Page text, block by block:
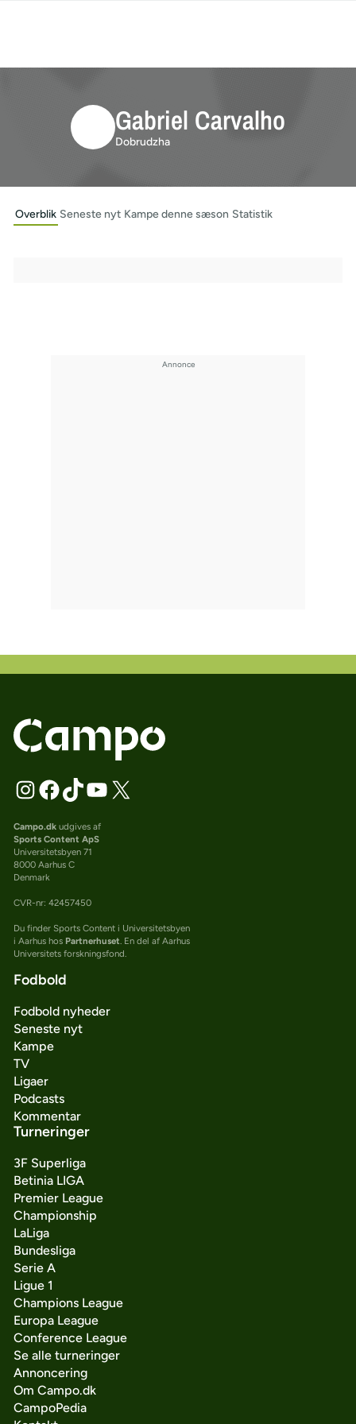
Gabriel Carvalho
Dobrudzha
Overblik Seneste nyt Kampe denne sæson Statistik
Campo.dkudgives af
Sports Content ApS
Universitetsbyen 71
8000 Aarhus C
Denmark
CVR-nr: 42457450
Du finder Sports Content i Universitetsbyen
i Aarhus hos Partnerhuset. En del af Aarhus
Universitets forskningsfond.
Fodbold
Fodbold nyheder
Seneste nyt
Kampe
TV
Ligaer
Podcasts
Kommentar
Turneringer
3F Superliga
Betinia LIGA
Premier League
Championship
LaLiga
Bundesliga
Serie A
Ligue 1
Champions League
Europa League
Conference League
Se alle turneringer
Annoncering
Om Campo.dk
CampoPedia